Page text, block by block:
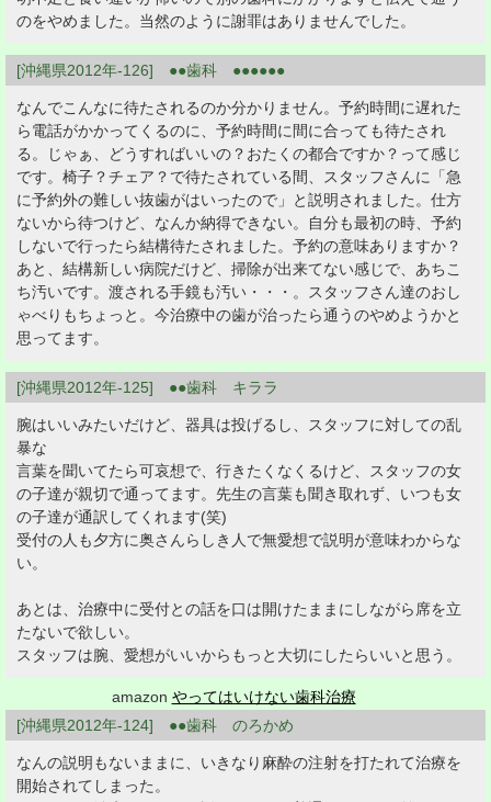
のをやめました。当然のように謝罪はありませんでした。
[沖縄県2012年-126] ●●歯科 ●●●●●●
なんでこんなに待たされるのか分かりません。予約時間に遅れた
ら電話がかかってくるのに、予約時間に間に合っても待たされ
る。じゃぁ、どうすればいいの？おたくの都合ですか？って感じ
です。椅子？チェア？で待たされている間、スタッフさんに「急
に予約外の難しい抜歯がはいったので」と説明されました。仕方
ないから待つけど、なんか納得できない。自分も最初の時、予約
しないで行ったら結構待たされました。予約の意味ありますか？
あと、結構新しい病院だけど、掃除が出来てない感じで、あちこ
ち汚いです。渡される手鏡も汚い・・・。スタッフさん達のおし
ゃべりもちょっと。今治療中の歯が治ったら通うのやめようかと
思ってます。
[沖縄県2012年-125] ●●歯科 キララ
腕はいいみたいだけど、器具は投げるし、スタッフに対しての乱
暴な
言葉を聞いてたら可哀想で、行きたくなくるけど、スタッフの女
の子達が親切で通ってます。先生の言葉も聞き取れず、いつも女
の子達が通訳してくれます(笑)
受付の人も夕方に奥さんらしき人で無愛想で説明が意味わからな
い。
あとは、治療中に受付との話を口は開けたままにしながら席を立
たないで欲しい。
スタッフは腕、愛想がいいからもっと大切にしたらいいと思う。
amazon やってはいけない歯科治療
[沖縄県2012年-124] ●●歯科 のろかめ
なんの説明もないままに、いきなり麻酔の注射を打たれて治療を
開始されてしまった。